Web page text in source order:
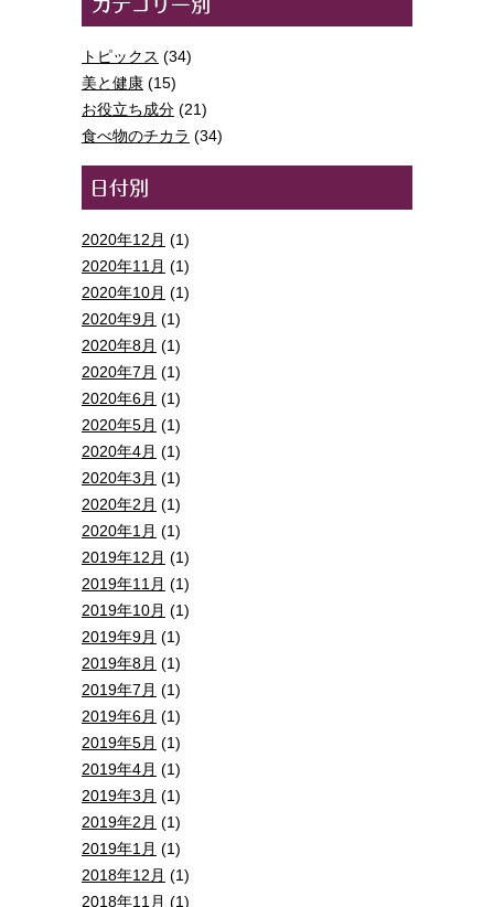
トピックス (34)
美と健康(15)
お役立ち成分(21)
食べ物のチカラ (34)
2020年12月 (1)
2020年11月 (1)
2020年10月 (1)
2020年9月 (1)
2020年8月 (1)
2020年7月 (1)
2020年6月 (1)
2020年5月 (1)
2020年4月 (1)
2020年3月 (1)
2020年2月 (1)
2020年1月 (1)
2019年12月 (1)
2019年11月 (1)
2019年10月 (1)
2019年9月 (1)
2019年8月 (1)
2019年7月 (1)
2019年6月 (1)
2019年5月 (1)
2019年4月 (1)
2019年3月 (1)
2019年2月 (1)
2019年1月 (1)
2018年12月 (1)
2018年11月 (1)